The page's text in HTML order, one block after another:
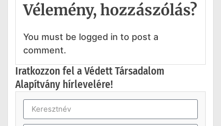
Vélemény, hozzászólás?
You must be logged in to post a
comment.
Iratkozzon fel a Védett Társadalom
Alapítvány hírlevelére!